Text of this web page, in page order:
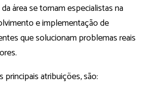
área se tornam especialistas na
e implementação de
que solucionam problemas reais
principais atribuições, são: